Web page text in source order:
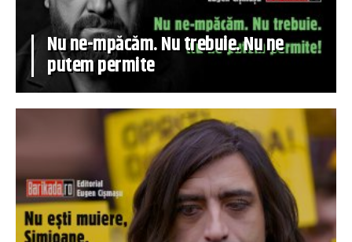
Nu ne-mpăcăm. Nu trebuie. Nu ne
putem permite